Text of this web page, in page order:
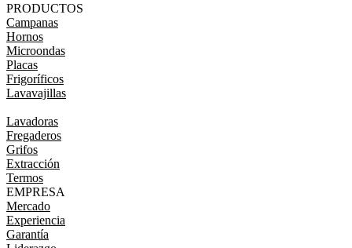
PRODUCTOS
Campanas
Hornos
Microondas
Placas
Frigoríficos
Lavavajillas
Lavadoras
Fregaderos
Grifos
Extracción
Termos
EMPRESA
Mercado
Experiencia
Garantía